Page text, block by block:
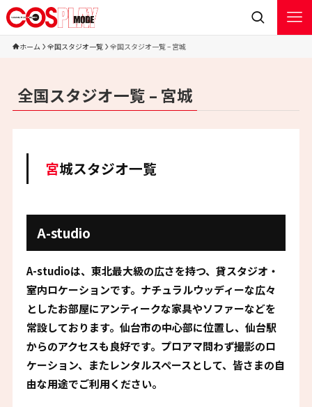
ホーム 全国スタジオ一覧 全国スタジオ一覧 – 宮城
全国スタジオ一覧 – 宮城
宮城スタジオ一覧
A-studio
A-studioは、東北最大級の広さを持つ、貸スタジオ・
室内ロケーションです。ナチュラルウッディーな広々
としたお部屋にアンティークな家具やソファーなどを
常設しております。仙台市の中心部に位置し、仙台駅
からのアクセスも良好です。プロアマ問わず撮影のロ
ケーション、またレンタルスペースとして、皆さまの自
由な用途でご利用ください。